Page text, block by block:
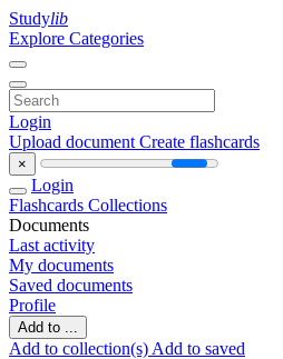
Studylib
Explore Categories
Login
Upload document Create flashcards
×
Login
Flashcards Collections
Documents
Last activity
My documents
Saved documents
Profile
Add to ...
Add to collection(s) Add to saved